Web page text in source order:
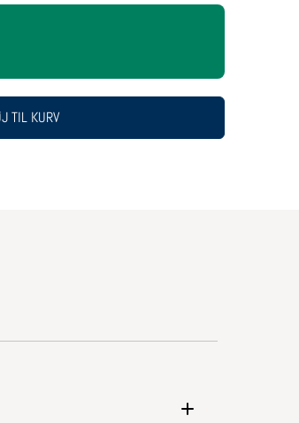
navigate through product add-ons, or scroll
TIL KURV